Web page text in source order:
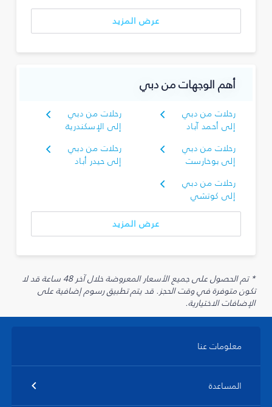
عرض المزيد
أهم الوجهات من دبي
رحلات من دبي
إلى أحمد آباد
رحلات من دبي
إلى الإسكندرية
رحلات من دبي
إلى بوخارست
رحلات من دبي
إلى حيدر أباد
رحلات من دبي
إلى كوتشي
عرض المزيد
* تم الحصول على جميع الأسعار المعروضة خلال آخر 48 ساعة قد لا
تكون متوفرة في وقت الحجز. قد يتم تطبيق رسوم إضافية على
الإضافات الاختيارية.
معلومات عنا
المساعدة